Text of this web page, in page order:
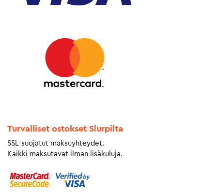
Turvalliset ostokset Slurpilta
SSL-suojatut maksuyhteydet.
Kaikki maksutavat ilman lisäkuluja.